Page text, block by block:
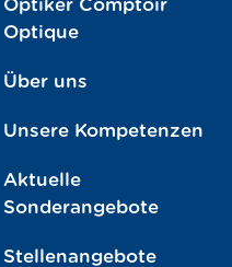
Optiker Comptoir
Optique
Über uns
Unsere Kompetenzen
Aktuelle
Sonderangebote
Stellenangebote